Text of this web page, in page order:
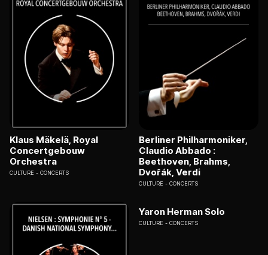
Klaus Mäkelä, Royal
Concertgebouw
Orchestra
CULTURE CONCERTS
Berliner Philharmoniker,
Claudio Abbado :
Beethoven, Brahms,
Dvořák, Verdi
CULTURE CONCERTS
Yaron Herman Solo
CULTURE CONCERTS